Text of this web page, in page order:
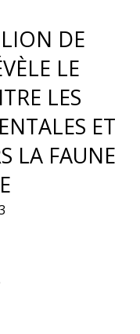
DE
LE
LES
ET
LA FAUNE